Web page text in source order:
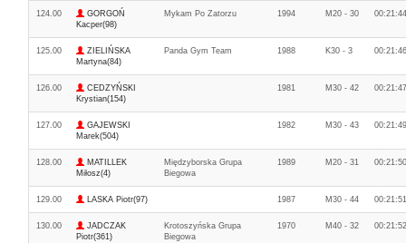
124.00
GORGOŃ
Kacper(98)
Mykam Po Zatorzu 1994 M20 - 30 00:21:44
125.00
ZIELIŃSKA
Martyna(84)
Panda Gym Team 1988 K30 - 3 00:21:46
126.00
CEDZYŃSKI
Krystian(154)
1981 M30 - 42 00:21:47
127.00
GAJEWSKI
Marek(504)
1982 M30 - 43 00:21:49
128.00
MATILLEK
Miłosz(4)
Międzyborska Grupa
Biegowa
1989 M20 - 31 00:21:50
129.00 LASKA Piotr(97) 1987 M30 - 44 00:21:51
130.00
JADCZAK
Piotr(361)
Krotoszyńska Grupa
Biegowa
1970 M40 - 32 00:21:52